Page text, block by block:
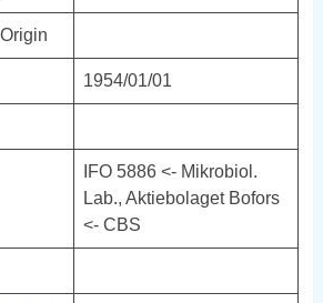
1954/01/01
IFO 5886 <- Mikrobiol.
Lab., Aktiebolaget Bofors
<- CBS